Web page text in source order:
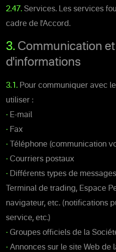
2.47. Services. Les services
cadre de l'Accord.
3. Communication
d'informations
3.1. Pour communiquer avec
utiliser :
• E-mail
• Fax
• Téléphone (communication
• Courriers postaux
• Différents types de
Terminal de trading, Espace
navigateur, etc. (notifications
service, etc.)
• Groupes officiels de la
• Annonces sur le site Web de